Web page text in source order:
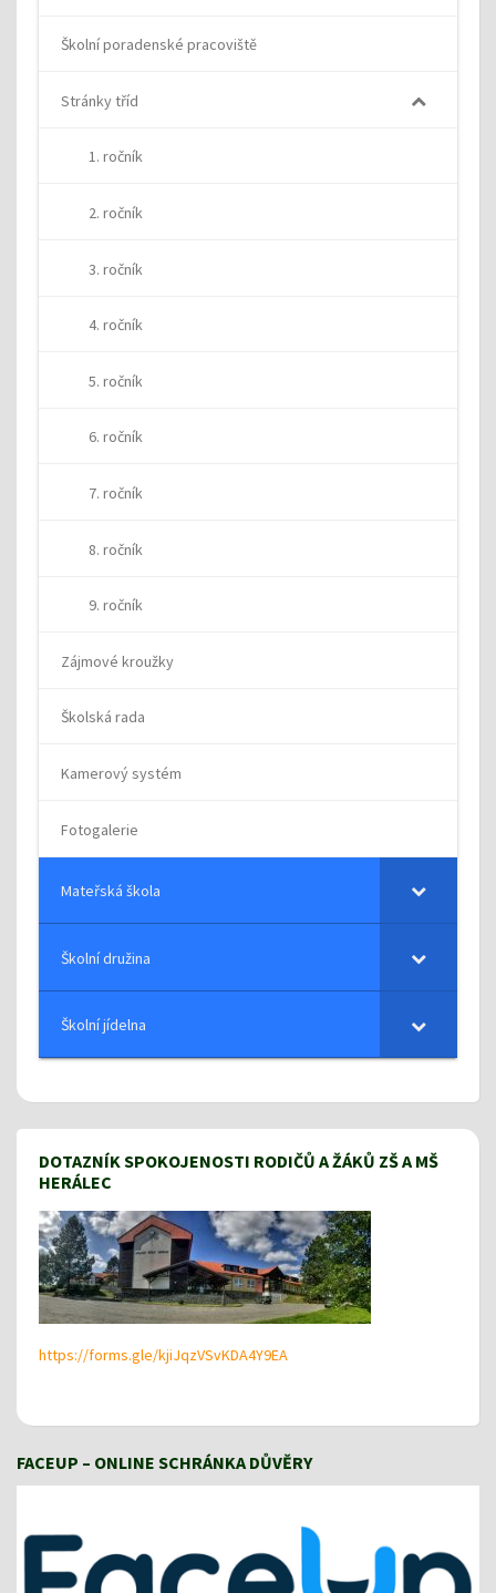
Školní poradenské pracoviště
Stránky tříd
1. ročník
2. ročník
3. ročník
4. ročník
5. ročník
6. ročník
7. ročník
8. ročník
9. ročník
Zájmové kroužky
Školská rada
Kamerový systém
Fotogalerie
Mateřská škola
Školní družina
Školní jídelna
DOTAZNÍK SPOKOJENOSTI RODIČŮ A ŽÁKŮ ZŠ A MŠ
HERÁLEC
https://forms.gle/kjiJqzVSvKDA4Y9EA
FACEUP – ONLINE SCHRÁNKA DŮVĚRY